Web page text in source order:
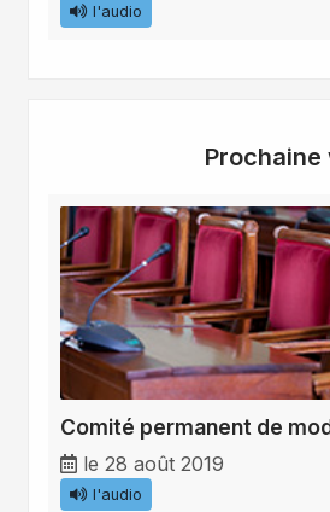
l'audio
Comité permanent de
le 28 août 2019
l'audio